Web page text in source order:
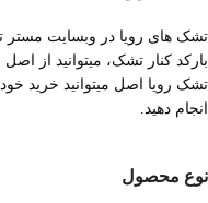
نوع محصول
تشک های رویا در وبسایت
بارکد کنار تشک، میتوانید از
تشک رویا اصل میتوانید خرید
انجام دهید.